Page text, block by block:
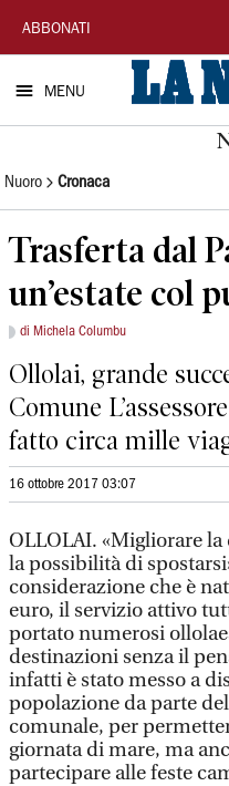
La
Nuova
Sardegna
ABBONATI
MENU
Nuoro Cronaca
Trasferta dal
un’estate col
di Michela Columbu
Ollolai, grande
Comune
fatto circa mille
16 ottobre 2017 03:07
OLLOLAI. «Migliorare
la possibilità di
considerazione che è
euro, il servizio attivo
portato numerosi
destinazioni senza il
infatti è stato messo a
popolazione da parte
comunale, per
giornata di mare, ma
partecipare alle feste